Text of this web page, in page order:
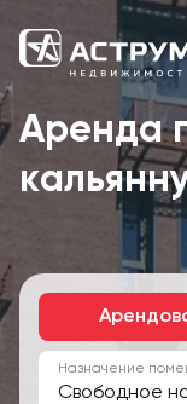
Аренда
Назначение
Свободное